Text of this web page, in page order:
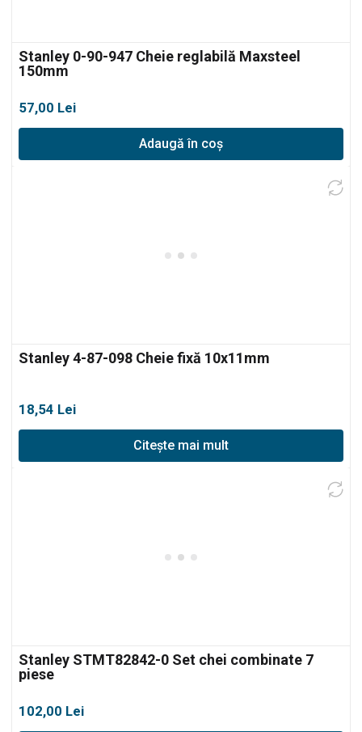
Stanley 0-90-947 Cheie reglabilă Maxsteel
150mm
57,00 Lei
Adaugă în coș
Stanley 4-87-098 Cheie fixă 10x11mm
18,54 Lei
Citește mai mult
Stanley STMT82842-0 Set chei combinate 7
piese
102,00 Lei